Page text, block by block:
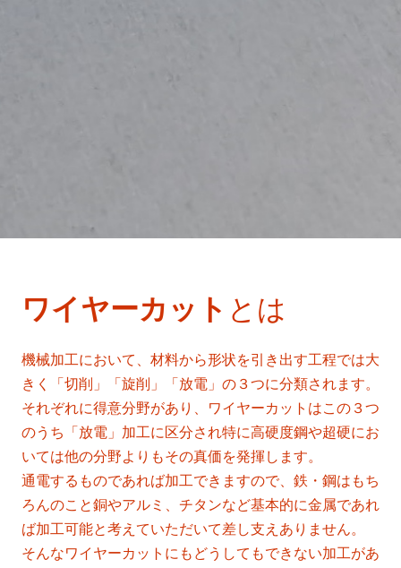
ワイヤーカット とは
機械加工において、材料から形状を引き出す工程では大
きく「切削」「旋削」「放電」の３つに分類されます。
それぞれに得意分野があり、ワイヤーカットはこの３つ
のうち「放電」加工に区分され特に高硬度鋼や超硬にお
いては他の分野よりもその真価を発揮します。
通電するものであれば加工できますので、鉄・鋼はもち
ろんのこと銅やアルミ、チタンなど基本的に金属であれ
ば加工可能と考えていただいて差し支えありません。
そんなワイヤーカットにもどうしてもできない加工があ